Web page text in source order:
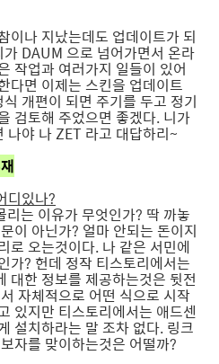
이나 지났는데도 업데이트가 되
DAUM 으로 넘어가면서 온라
작업과 여러가지 일들이 있어
다면 이제는 스킨을 업데이트
개편이 되면 주기를 두고 정기
검토해 주었으면 좋겠다. 니가
나야 나 ZET 라고 대답하리~
디있나?
는 이유가 무엇인가? 딱 까놓
이 아닌가? 얼마 안되는 돈이지
로 오는것이다. 나 같은 서민에
가? 헌데 정작 티스토리에서는
대한 정보를 제공하는것은 뒷전
자체적으로 어떤 식으로 시작
있지만 티스토리에서는 애드센
설치하라는 말 조차 없다. 링크
자를 맞이하는것은 어떨까?